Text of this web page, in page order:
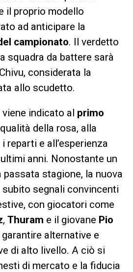
il proprio modello
ad anticipare la
campionato. Il verdetto
squadra da battere sarà
considerata la
allo scudetto.
indicato al primo
della rosa, alla
reparti e all’esperienza
anni. Nonostante un
stagione, la nuova
segnali convincenti
con giocatori come
, Thuram e il giovane Pio
alternative e
di alto livello. A ciò si
di mercato e la fiducia